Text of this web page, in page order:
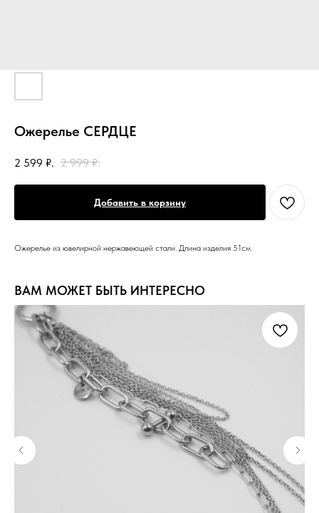
Ожерелье СЕРДЦЕ
2 599 ₽. 2 999 ₽.
Добавить в корзину
Ожерелье из ювелирной нержавеющей стали. Длина изделия 51см.
ВАМ МОЖЕТ БЫТЬ ИНТЕРЕСНО